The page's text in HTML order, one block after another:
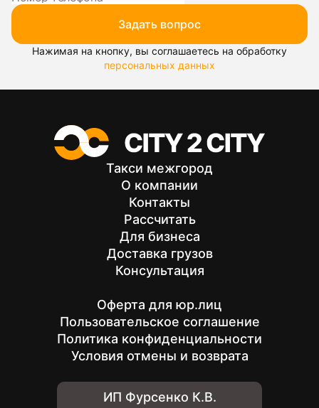
Задать вопрос
Нажимая на кнопку, вы соглашаетесь на обработку
персональных данных
Такси межгород
О компании
Контакты
Рассчитать
Для бизнеса
Доставка грузов
Консультация
Оферта для юр.лиц
Пользовательское соглашение
Политика конфиденциальности
Условия отмены и возврата
ИП Фурсенко К.В.